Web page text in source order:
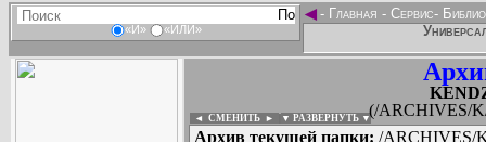
«И» «ИЛИ»
◄- Главная - Сервис-
(/ARCHIVES/
◄ СМЕНИТЬ ► ▼ РАЗВЕРНУТЬ ▼
Архив текущей папки: /ARCHIVES/